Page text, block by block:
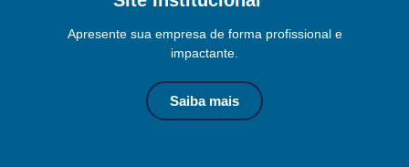
Apresente sua empresa de forma profissional e
impactante.
Saiba mais